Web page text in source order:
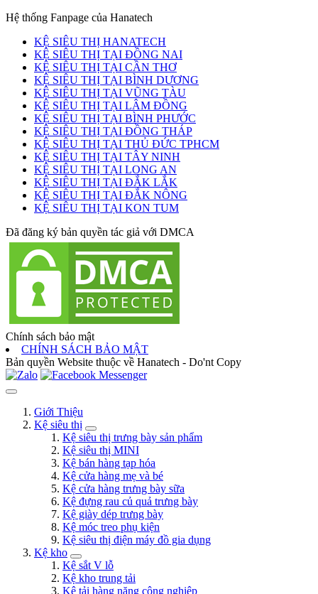
Hệ thống Fanpage của Hanatech
KỆ SIÊU THỊ HANATECH
KỆ SIÊU THỊ TẠI ĐỒNG NAI
KỆ SIÊU THỊ TẠI CẦN THƠ
KỆ SIÊU THỊ TẠI BÌNH DƯƠNG
KỆ SIÊU THỊ TẠI VŨNG TÀU
KỆ SIÊU THỊ TẠI LÂM ĐỒNG
KỆ SIÊU THỊ TẠI BÌNH PHƯỚC
KỆ SIÊU THỊ TẠI ĐỒNG THÁP
KỆ SIÊU THỊ TẠI THỦ ĐỨC TPHCM
KỆ SIÊU THỊ TẠI TÂY NINH
KỆ SIÊU THỊ TẠI LONG AN
KỆ SIÊU THỊ TẠI ĐẮK LẮK
KỆ SIÊU THỊ TẠI ĐẮK NÔNG
KỆ SIÊU THỊ TẠI KON TUM
Đã đăng ký bản quyền tác giả với DMCA
Chính sách bảo mật
CHÍNH SÁCH BẢO MẬT
Bản quyền Website thuộc về Hanatech - Do'nt Copy
Giới Thiệu
Kệ siêu thị
Kệ siêu thị trưng bày sản phẩm
Kệ siêu thị MINI
Kệ bán hàng tạp hóa
Kệ cửa hàng mẹ và bé
Kệ cửa hàng trưng bày sữa
Kệ đựng rau củ quả trưng bày
Kệ giày dép trưng bày
Kệ móc treo phụ kiện
Kệ siêu thị điện máy đồ gia dụng
Kệ kho
Kệ sắt V lỗ
Kệ kho trung tải
Kệ tải hàng nặng công nghiệp